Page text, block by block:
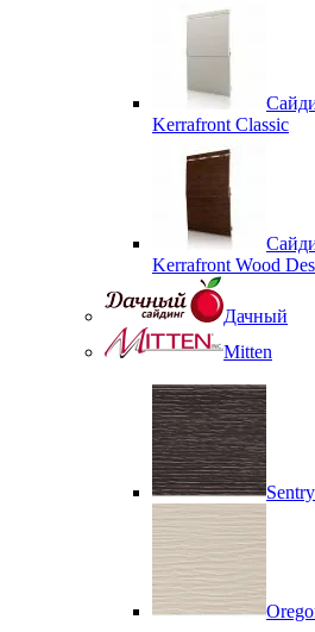
Kerrafront Classic
Kerrafront Wood
Дачный
Mitten